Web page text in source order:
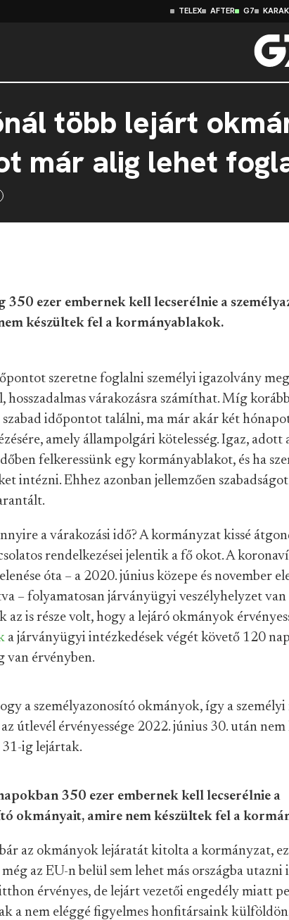
TELEX AFTER G7
több lejárt
már alig lehet
350 ezer embernek kell lecserélnie a
készültek fel a kormányablakok.
szeretne foglalni személyi igazolvány
hosszadalmas várakozásra számíthat. Míg
időpontot találni, ma már akár két
amely állampolgári kötelesség. Igaz, adott
felkeressünk egy kormányablakot, és ha
intézni. Ehhez azonban jellemzően
a várakozási idő? A kormányzat kissé
rendelkezései jelentik a fő okot. A
óta – a 2020. június közepe és november
– folyamatosan járványügyi veszélyhelyzet
az is része volt, hogy a lejáró okmányok
a járványügyi intézkedések végét követő 120
van érvényben.
a személyazonosító okmányok, így a
útlevél érvényessége 2022. június 30. után
31-ig lejártak.
350 ezer embernek kell lecserélnie a
okmányait, amire nem készültek fel a
az okmányok lejáratát kitolta a kormányzat,
az EU-n belül sem lehet más országba utazni
érvényes, de lejárt vezetői engedély miatt
a nem eléggé figyelmes honfitársaink